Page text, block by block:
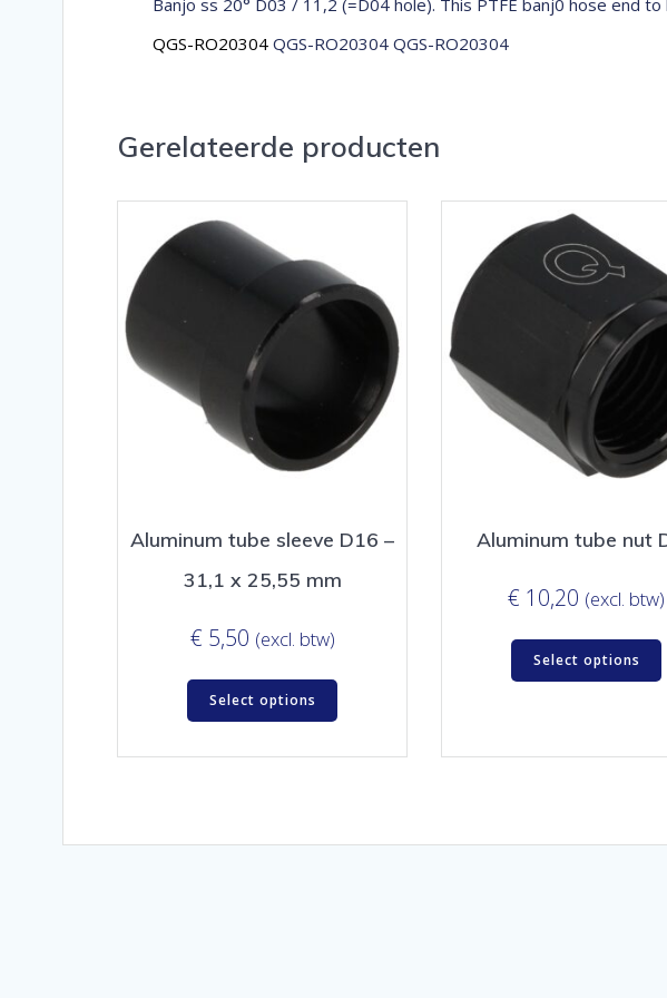
QGS-RO20304 QGS-RO20304 QGS-RO20304
Gerelateerde producten
Aluminum tube sleeve D16 –
31,1 x 25,55 mm
€ 5,50 (excl. btw)
Select options
Aluminum tube nut
€ 10,20 (excl. btw)
Select options